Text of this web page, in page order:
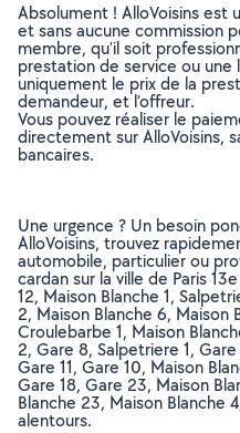
Absolument ! AlloVoisins
et sans aucune commission
membre, qu’il soit
prestation de service ou une
uniquement le prix de la
demandeur, et l’offreur.
Vous pouvez réaliser le
directement sur AlloVoisins,
bancaires.
Une urgence ? Un besoin
AlloVoisins, trouvez
automobile, particulier ou
cardan sur la ville de Paris
12, Maison Blanche 1,
2, Maison Blanche 6, Maison
Croulebarbe 1, Maison
2, Gare 8, Salpetriere 1,
Gare 11, Gare 10, Maison
Gare 18, Gare 23, Maison
Blanche 23, Maison Blanche
alentours.